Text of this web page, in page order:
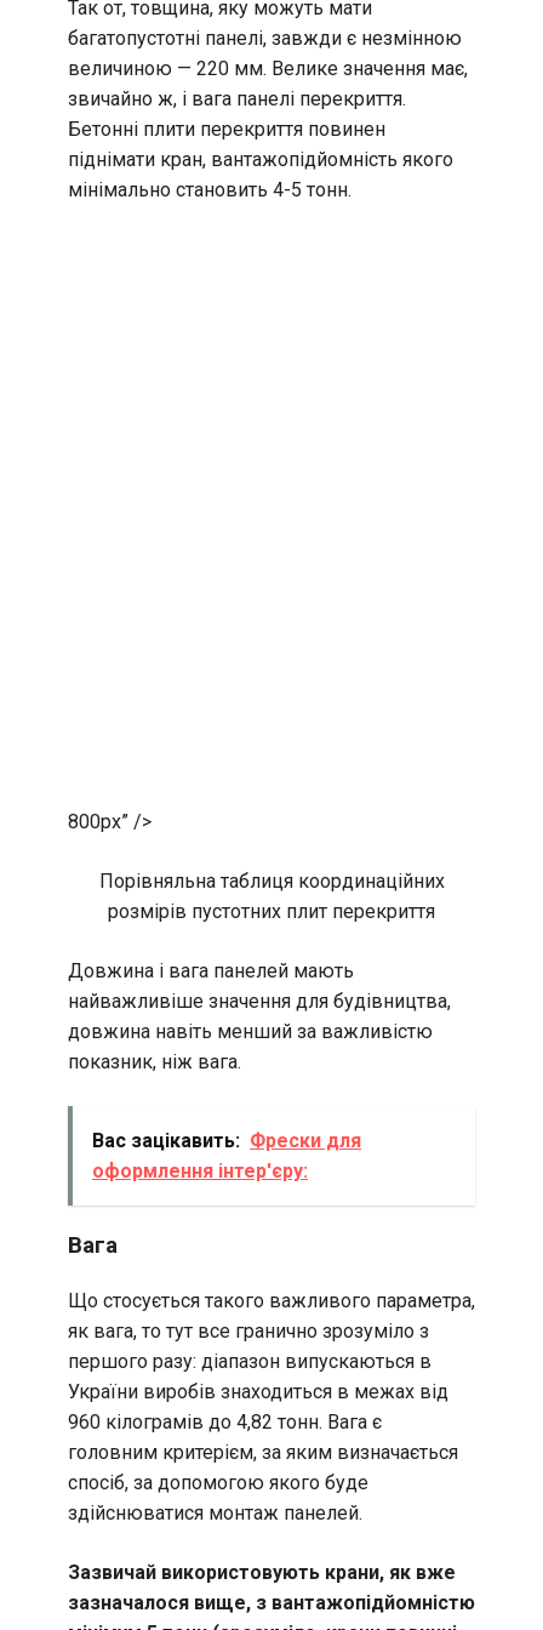
Так от, товщина, яку можуть мати
багатопустотні панелі, завжди є незмінною
величиною — 220 мм. Велике значення має,
звичайно ж, і вага панелі перекриття.
Бетонні плити перекриття повинен
піднімати кран, вантажопідйомність якого
мінімально становить 4-5 тонн.
800px” />
Порівняльна таблиця координаційних
розмірів пустотних плит перекриття
Довжина і вага панелей мають
найважливіше значення для будівництва,
довжина навіть менший за важливістю
показник, ніж вага.
Вас зацікавить: Фрески для
оформлення інтер'єру:
Вага
Що стосується такого важливого параметра,
як вага, то тут все гранично зрозуміло з
першого разу: діапазон випускаються в
України виробів знаходиться в межах від
960 кілограмів до 4,82 тонн. Вага є
головним критерієм, за яким визначається
спосіб, за допомогою якого буде
здійснюватися монтаж панелей.
Зазвичай використовують крани, як вже
зазначалося вище, з вантажопідйомністю